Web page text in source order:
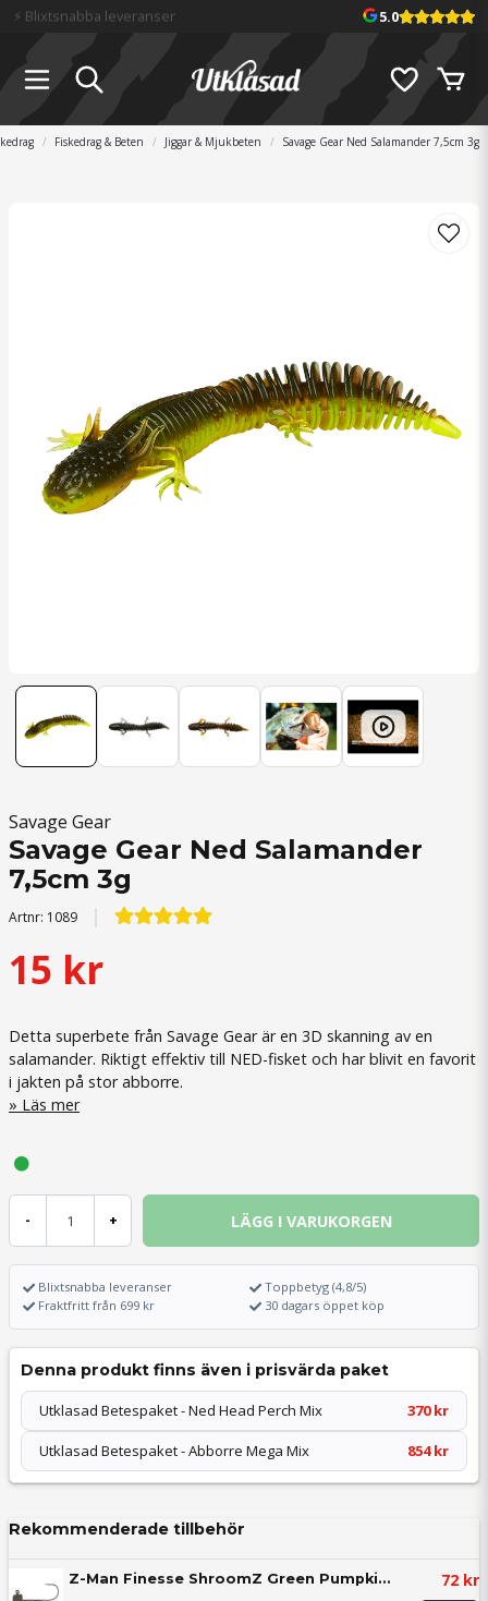
📦 Fraktfritt över 699 kr 5.0
Fiskedrag & Beten Jiggar & Mjukbeten Savage Gear Ned Salamander 7,5cm 3g
Savage Gear
Savage Gear Ned Salamander
7,5cm 3g
Artnr: 1089
15 kr
Detta superbete från Savage Gear är en 3D skanning av en
salamander. Riktigt effektiv till NED-fisket och har blivit en favorit
i jakten på stor abborre.
Läs mer
- + LÄGG I VARUKORGEN
Blixtsnabba leveranser
Fraktfritt från 699 kr
Toppbetyg (4,8/5)
30 dagars öppet köp
Denna produkt finns även i prisvärda paket
Utklasad Betespaket - Ned Head Perch Mix 370 kr
Utklasad Betespaket - Abborre Mega Mix 854 kr
Rekommenderade tillbehör
Z-Man Finesse ShroomZ Green Pumpkin (5-pack) 72 kr